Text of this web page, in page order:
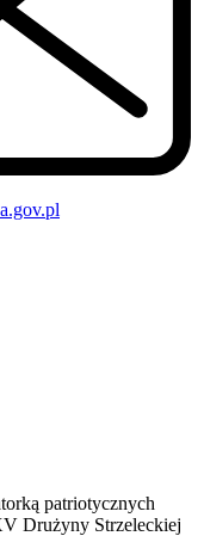
patriotycznych
Drużyny Strzeleckiej